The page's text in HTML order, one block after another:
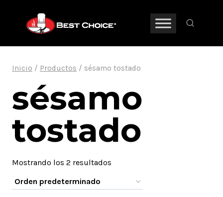
contenido
Inicio / Productos / sésamo tostado
sésamo
tostado
Mostrando los 2 resultados